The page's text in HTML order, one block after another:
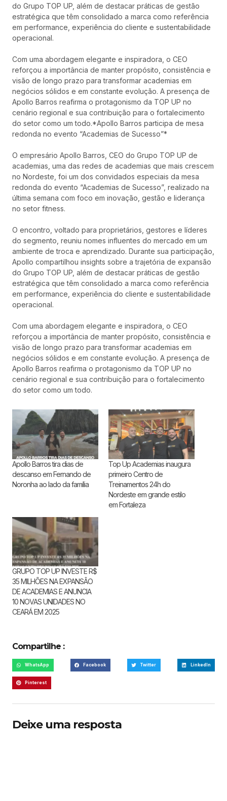
do Grupo TOP UP, além de destacar práticas de gestão
estratégica que têm consolidado a marca como referência
em performance, experiência do cliente e sustentabilidade
operacional.
Com uma abordagem elegante e inspiradora, o CEO
reforçou a importância de manter propósito, consistência e
visão de longo prazo para transformar academias em
negócios sólidos e em constante evolução. A presença de
Apollo Barros reafirma o protagonismo da TOP UP no
cenário regional e sua contribuição para o fortalecimento
do setor como um todo.*Apollo Barros participa de mesa
redonda no evento “Academias de Sucesso”*
O empresário Apollo Barros, CEO do Grupo TOP UP de
academias, uma das redes de academias que mais crescem
no Nordeste, foi um dos convidados especiais da mesa
redonda do evento “Academias de Sucesso”, realizado na
última semana com foco em inovação, gestão e liderança
no setor fitness.
O encontro, voltado para proprietários, gestores e líderes
do segmento, reuniu nomes influentes do mercado em um
ambiente de troca e aprendizado. Durante sua participação,
Apollo compartilhou insights sobre a trajetória de expansão
do Grupo TOP UP, além de destacar práticas de gestão
estratégica que têm consolidado a marca como referência
em performance, experiência do cliente e sustentabilidade
operacional.
Com uma abordagem elegante e inspiradora, o CEO
reforçou a importância de manter propósito, consistência e
visão de longo prazo para transformar academias em
negócios sólidos e em constante evolução. A presença de
Apollo Barros reafirma o protagonismo da TOP UP no
cenário regional e sua contribuição para o fortalecimento
do setor como um todo.
Apollo Barros tira dias de
descanso em Fernando de
Noronha ao lado da família
Top Up Academias inaugura
primeiro Centro de
Treinamentos 24h do
Nordeste em grande estilo
em Fortaleza
GRUPO TOP UP INVESTE R$
35 MILHÕES NA EXPANSÃO
DE ACADEMIAS E ANUNCIA
10 NOVAS UNIDADES NO
CEARÁ EM 2025
Compartilhe :
WhatsApp Facebook Twitter LinkedIn
Pinterest
Deixe uma resposta